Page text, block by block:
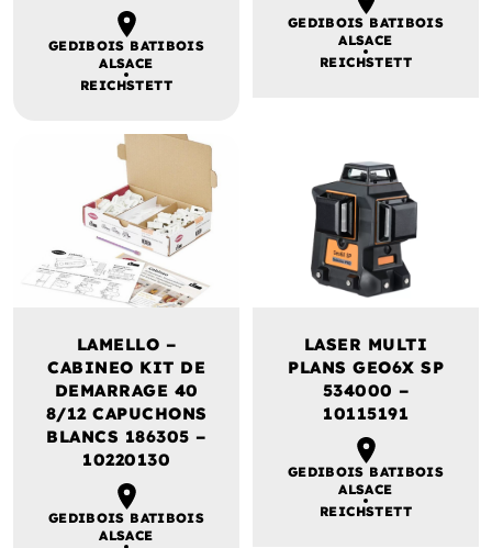
GEDIBOIS BATIBOIS
ALSACE
REICHSTETT
GEDIBOIS BATIBOIS
ALSACE
REICHSTETT
LAMELLO –
CABINEO KIT DE
DEMARRAGE 40
8/12 CAPUCHONS
BLANCS 186305 –
10220130
GEDIBOIS BATIBOIS
ALSACE
LASER MULTI
PLANS GEO6X SP
534000 –
10115191
GEDIBOIS BATIBOIS
ALSACE
REICHSTETT